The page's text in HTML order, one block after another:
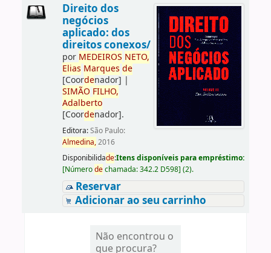
Direito dos
negócios
aplicado: dos
direitos conexos/
por MEDEIROS NETO,
Elias Marques de
[Coordenador] |
SIMÃO FILHO,
Adalberto
[Coordenador].
Editora:São Paulo:
Almedina,2016
Disponibilidade:Itens disponíveis para empréstimo:
[Númerodechamada:342.2 D598] (2).
Reservar
Adicionar ao seu carrinho
Não encontrou o
que procura?